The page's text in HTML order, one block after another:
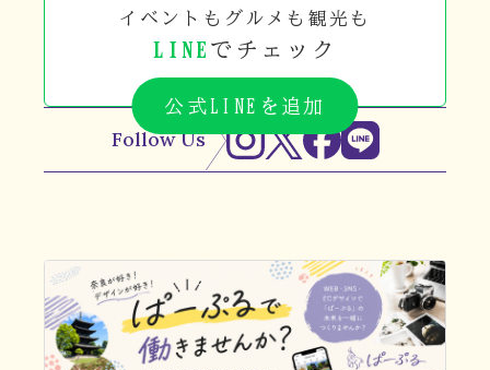
イベントもグルメも観光も
LINE でチェック
公式LINEを追加
Follow Us